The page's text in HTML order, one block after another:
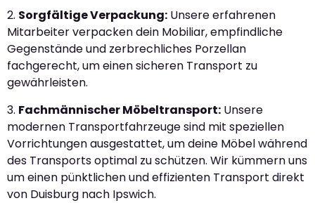
2. Sorgfältige Verpackung: Unsere erfahrenen
Mitarbeiter verpacken dein Mobiliar, empfindliche
Gegenstände und zerbrechliches Porzellan
fachgerecht, um einen sicheren Transport zu
gewährleisten.
3. Fachmännischer Möbeltransport: Unsere
modernen Transportfahrzeuge sind mit speziellen
Vorrichtungen ausgestattet, um deine Möbel während
des Transports optimal zu schützen. Wir kümmern uns
um einen pünktlichen und effizienten Transport direkt
von Duisburg nach Ipswich.